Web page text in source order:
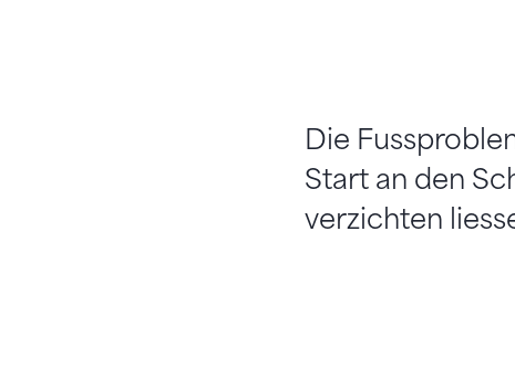
Die
Start an den
verzichten